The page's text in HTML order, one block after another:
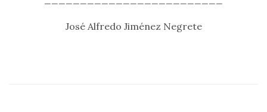
José Alfredo Jiménez Negrete